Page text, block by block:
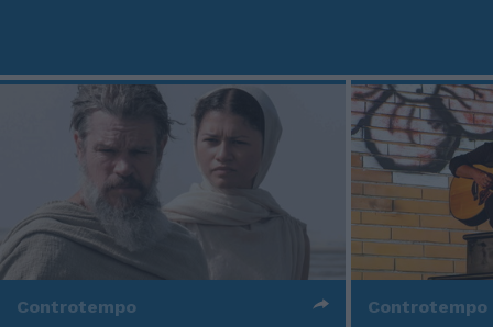
Controtempo Controtempo